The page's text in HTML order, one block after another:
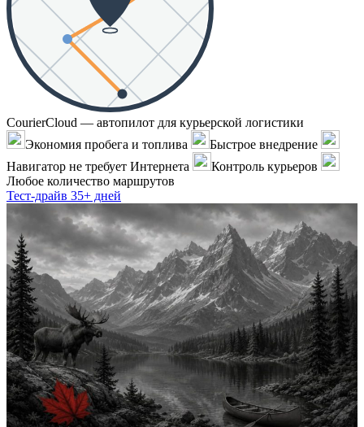
CourierCloud — автопилот для курьерской логистики
Экономия пробега и топлива
Быстрое внедрение
Навигатор не требует Интернета
Контроль курьеров
Любое количество маршрутов
Тест-драйв 35+ дней